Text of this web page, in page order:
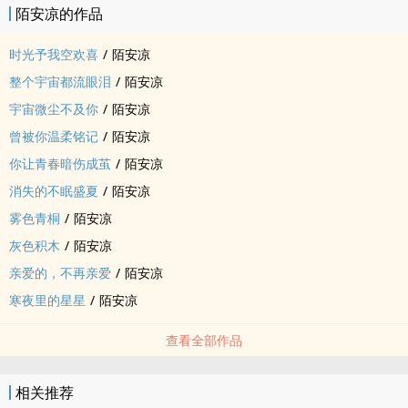
陌安凉的作品
时光予我空欢喜 / 陌安凉
整个宇宙都流眼泪 / 陌安凉
宇宙微尘不及你 / 陌安凉
曾被你温柔铭记 / 陌安凉
你让青春暗伤成茧 / 陌安凉
消失的不眠盛夏 / 陌安凉
雾色青桐 / 陌安凉
灰色积木 / 陌安凉
亲爱的，不再亲爱 / 陌安凉
寒夜里的星星 / 陌安凉
查看全部作品
相关推荐